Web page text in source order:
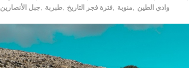
جبل الأنصارين, طبربة, فترة فجر التاريخ, منوبة, وادي الطين